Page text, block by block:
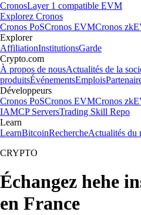
CronosLayer 1 compatible EVM
Explorez Cronos
Cronos PoSCronos EVMCronos
Explorer
AffiliationInstitutionsGarde
Crypto.com
À propos de nousActualités de la
produitsÉvénementsEmplois
Développeurs
Cronos PoSCronos EVMCronos
IAMCP ServersTrading Skill Repo
Learn
LearnBitcoinRechercheActualités du
CRYPTO
Échangez hehe
en France